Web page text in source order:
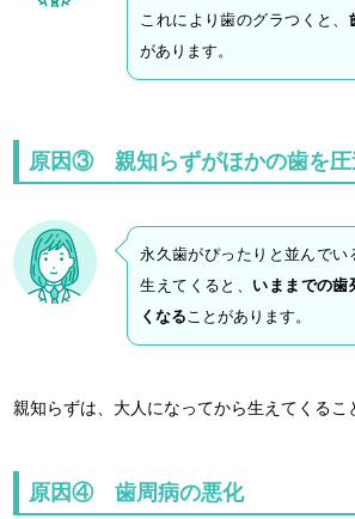
これにより歯のグラつくと、
があります。
原因③ 親知らずがほかの歯を圧
永久歯がぴったりと並んでい
生えてくると、 いままでの歯
くなることがあります。
親知らずは、大人になってから生えてくるこ
原因④ 歯周病の悪化